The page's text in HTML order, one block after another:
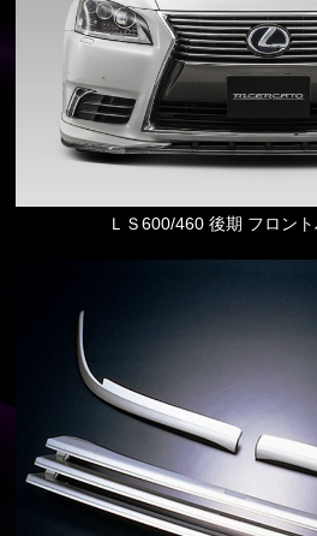
ＬＳ600/460 後期 フロン